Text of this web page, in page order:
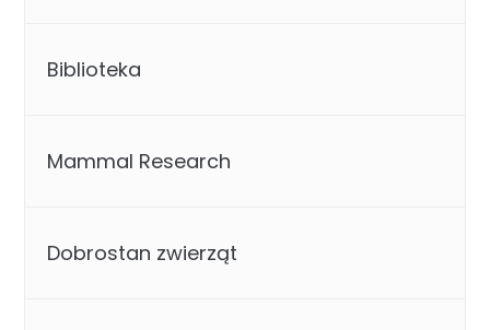
Biblioteka
Mammal Research
Dobrostan zwierząt